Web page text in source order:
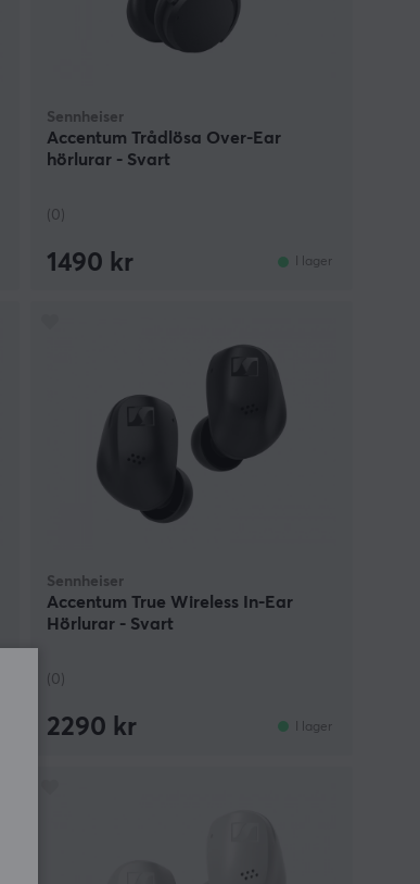
Sennheiser
Accentum Trådlösa Over-Ear
hörlurar - Svart
(0)
1490 kr I lager
Sennheiser
Accentum True Wireless In-Ear
Hörlurar - Svart
(0)
2290 kr I lager